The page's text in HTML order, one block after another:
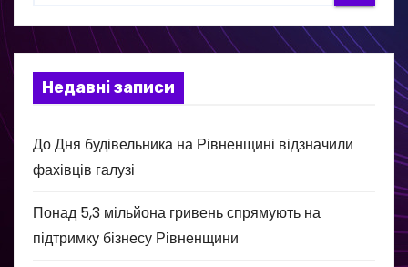
Недавні записи
До Дня будівельника на Рівненщині відзначили
фахівців галузі
Понад 5,3 мільйона гривень спрямують на
підтримку бізнесу Рівненщини